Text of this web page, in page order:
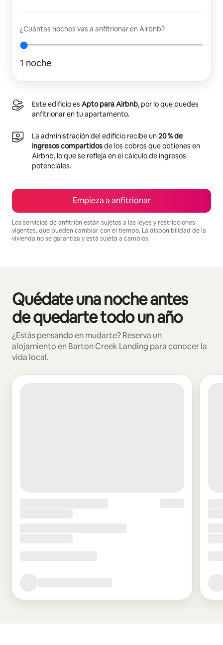
¿Cuántas noches vas a anfitrionar en Airbnb?
1 noche
Este edificio es Apto para Airbnb, por lo que puedes
anfitrionar en tu apartamento.
La administración del edificio recibe un20 % de
ingresos compartidosde los cobros que obtienes en
Airbnb, lo que se refleja en el cálculo de ingresos
potenciales.
Empieza a anfitrionar
Los servicios de anfitrión están sujetos a las leyes y restricciones
vigentes, que pueden cambiar con el tiempo. La disponibilidad de la
vivienda no se garantiza y está sujeta a cambios.
Quédate una noche antes
de quedarte todo un año
¿Estás pensando en mudarte? Reserva un
alojamiento en Barton Creek Landing para conocer la
vida local.
Se muestran0 de 0 elementos